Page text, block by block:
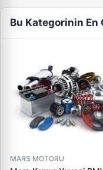
Bu Kategorinin En
MARS MOTORU